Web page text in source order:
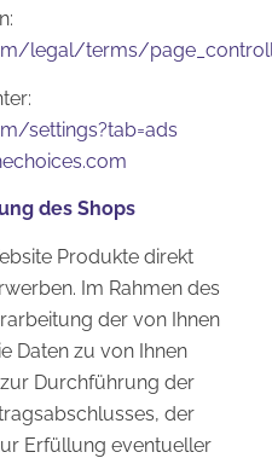
legal/terms/
settings?tab=ads
des Shops
Produkte direkt
Im Rahmen des
der von Ihnen
Daten zu von Ihnen
Durchführung der
der
Erfüllung eventueller